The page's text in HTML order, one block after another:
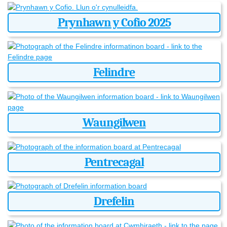
Prynhawn y Cofio 2025
Felindre
Waungilwen
Pentrecagal
Drefelin